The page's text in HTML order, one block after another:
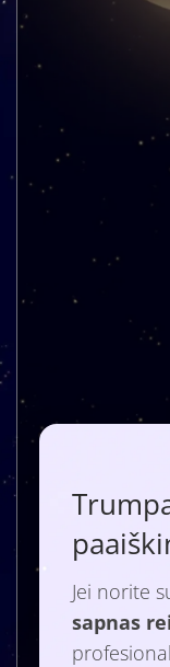
Jei norite
sapnas